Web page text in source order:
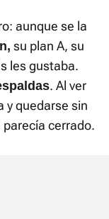
aunque se la
su plan A, su
les gustaba.
. Al ver
y quedarse sin
cerrado.